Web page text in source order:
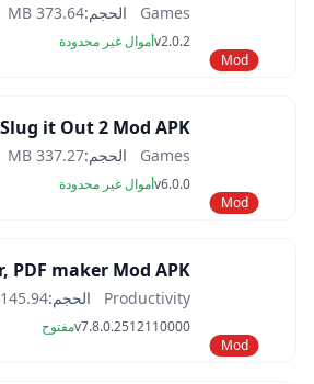
Mod
Games الحجم:373.64 MB
v2.0.2أموال غير محدودة
Mod
Games الحجم:337.27 MB
v6.0.0أموال غير محدودة
Mod
Productivity الحجم:145.94 MB
v7.8.0.2512110000مفتوح